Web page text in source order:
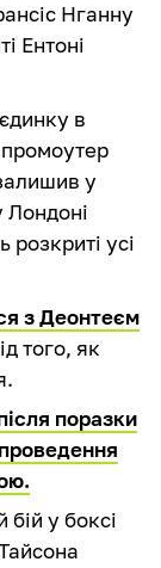
Нганну
Ентоні
в
у
Лондоні
усі
з Деонтеєм
того, як
поразки
у боксі